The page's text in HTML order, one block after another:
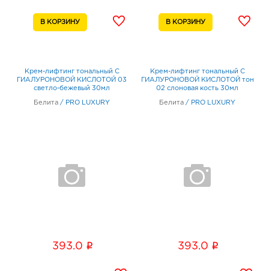
Крем-лифтинг тональный С
ГИАЛУРОНОВОЙ КИСЛОТОЙ 03
светло-бежевый 30мл
Белита / PRO LUXURY
393.0 i
Крем-лифтинг тональный С
ГИАЛУРОНОВОЙ КИСЛОТОЙ тон
02 слоновая кость 30мл
Белита / PRO LUXURY
393.0 i